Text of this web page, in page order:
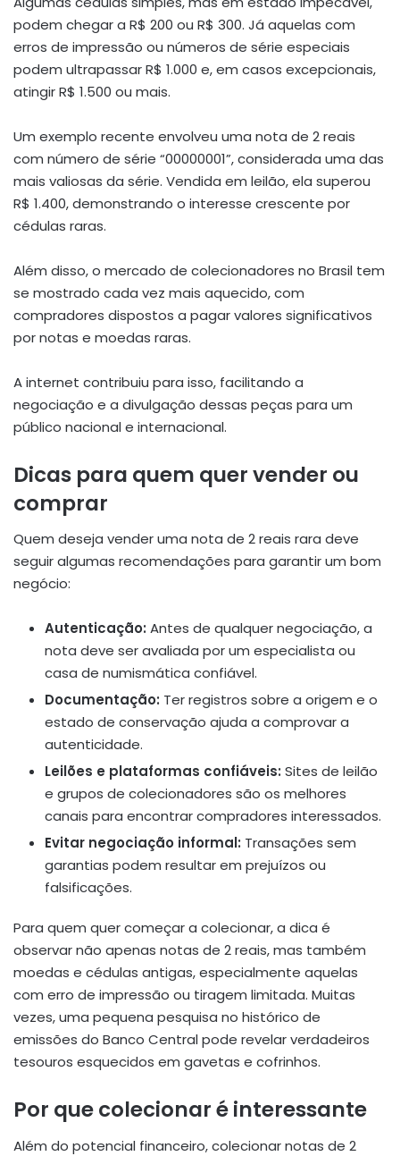
podem chegar a R$ 200 ou R$ 300. Já aquelas com
erros de impressão ou números de série especiais
podem ultrapassar R$ 1.000 e, em casos excepcionais,
atingir R$ 1.500 ou mais.
Um exemplo recente envolveu uma nota de 2 reais
com número de série “00000001”, considerada uma das
mais valiosas da série. Vendida em leilão, ela superou
R$ 1.400, demonstrando o interesse crescente por
cédulas raras.
Além disso, o mercado de colecionadores no Brasil tem
se mostrado cada vez mais aquecido, com
compradores dispostos a pagar valores significativos
por notas e moedas raras.
A internet contribuiu para isso, facilitando a
negociação e a divulgação dessas peças para um
público nacional e internacional.
Dicas para quem quer vender ou
comprar
Quem deseja vender uma nota de 2 reais rara deve
seguir algumas recomendações para garantir um bom
negócio:
Autenticação: Antes de qualquer negociação, a
nota deve ser avaliada por um especialista ou
casa de numismática confiável.
Documentação: Ter registros sobre a origem e o
estado de conservação ajuda a comprovar a
autenticidade.
Leilões e plataformas confiáveis: Sites de leilão
e grupos de colecionadores são os melhores
canais para encontrar compradores interessados.
Evitar negociação informal: Transações sem
garantias podem resultar em prejuízos ou
falsificações.
Para quem quer começar a colecionar, a dica é
observar não apenas notas de 2 reais, mas também
moedas e cédulas antigas, especialmente aquelas
com erro de impressão ou tiragem limitada. Muitas
vezes, uma pequena pesquisa no histórico de
emissões do Banco Central pode revelar verdadeiros
tesouros esquecidos em gavetas e cofrinhos.
Por que colecionar é interessante
Além do potencial financeiro, colecionar notas de 2